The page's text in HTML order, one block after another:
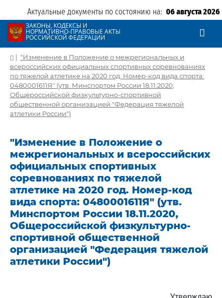
Актуальные документы по состоянию на: 06 августа 2026
ЗАКОНЫ, КОДЕКСЫ И
НОРМАТИВНО-ПРАВОВЫЕ АКТЫ
РОССИЙСКОЙ ФЕДЕРАЦИИ
| "Изменение в Положение о межрегиональных и
всероссийских официальных спортивных соревнованиях
по тяжелой атлетике на 2020 год. Номер-код вида спорта:
0480001611Я" (утв. Минспортом России 18.11.2020,
Общероссийской физкультурно-спортивной
общественной организацией "Федерация тяжелой
атлетики России")
"Изменение в Положение о
межрегиональных и всероссийских
официальных спортивных
соревнованиях по тяжелой
атлетике на 2020 год. Номер-код
вида спорта: 0480001611Я" (утв.
Минспортом России 18.11.2020,
Общероссийской физкультурно-
спортивной общественной
организацией "Федерация тяжелой
атлетики России")